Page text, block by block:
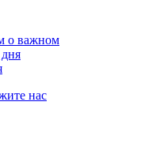
о важном
нас